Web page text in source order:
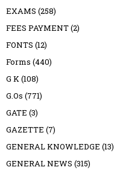
EXAMS (258)
FEES PAYMENT(2)
FONTS (12)
Forms (440)
G K(108)
G.Os (771)
GATE (3)
GAZETTE (7)
GENERAL KNOWLEDGE (13)
GENERAL NEWS (315)